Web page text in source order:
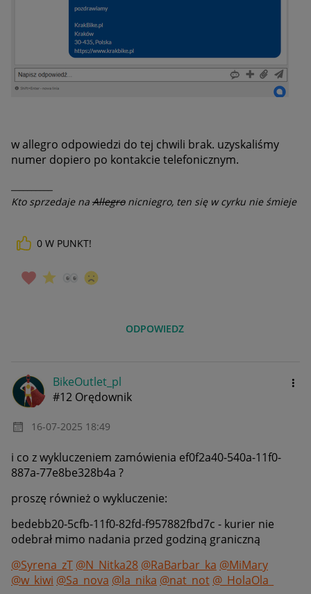
w allegro odpowiedzi do tej chwili brak. uzyskaliśmy
numer dopiero po kontakcie telefonicznym.
Kto sprzedaje na Allegronicniegro, ten się w cyrku nie śmieje
0 W PUNKT!
ODPOWIEDZ
BikeOutlet_pl
#12 Orędownik
‎16-07-2025 18:49
i co z wykluczeniem zamówienia ef0f2a40-540a-11f0-
887a-77e8be328b4a ?
proszę również o wykluczenie:
bedebb20-5cfb-11f0-82fd-f957882fbd7c - kurier nie
odebrał mimo nadania przed godziną graniczną
@Syrena_zT @N_Nitka28 @RaBarbar_ka @MiMary
@w_kiwi @Sa_nova @la_nika @nat_not @_HolaOla_